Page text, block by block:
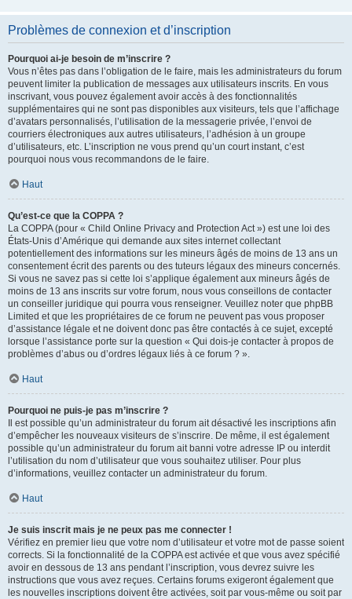
Problèmes de connexion et d’inscription
Pourquoi ai-je besoin de m’inscrire ?
Vous n’êtes pas dans l’obligation de le faire, mais les administrateurs du forum
peuvent limiter la publication de messages aux utilisateurs inscrits. En vous
inscrivant, vous pouvez également avoir accès à des fonctionnalités
supplémentaires qui ne sont pas disponibles aux visiteurs, tels que l’affichage
d’avatars personnalisés, l’utilisation de la messagerie privée, l’envoi de
courriers électroniques aux autres utilisateurs, l’adhésion à un groupe
d’utilisateurs, etc. L’inscription ne vous prend qu’un court instant, c’est
pourquoi nous vous recommandons de le faire.
Haut
Qu’est-ce que la COPPA ?
La COPPA (pour « Child Online Privacy and Protection Act ») est une loi des
États-Unis d’Amérique qui demande aux sites internet collectant
potentiellement des informations sur les mineurs âgés de moins de 13 ans un
consentement écrit des parents ou des tuteurs légaux des mineurs concernés.
Si vous ne savez pas si cette loi s’applique également aux mineurs âgés de
moins de 13 ans inscrits sur votre forum, nous vous conseillons de contacter
un conseiller juridique qui pourra vous renseigner. Veuillez noter que phpBB
Limited et que les propriétaires de ce forum ne peuvent pas vous proposer
d’assistance légale et ne doivent donc pas être contactés à ce sujet, excepté
lorsque l’assistance porte sur la question « Qui dois-je contacter à propos de
problèmes d’abus ou d’ordres légaux liés à ce forum ? ».
Haut
Pourquoi ne puis-je pas m’inscrire ?
Il est possible qu’un administrateur du forum ait désactivé les inscriptions afin
d’empêcher les nouveaux visiteurs de s’inscrire. De même, il est également
possible qu’un administrateur du forum ait banni votre adresse IP ou interdit
l’utilisation du nom d’utilisateur que vous souhaitez utiliser. Pour plus
d’informations, veuillez contacter un administrateur du forum.
Haut
Je suis inscrit mais je ne peux pas me connecter !
Vérifiez en premier lieu que votre nom d’utilisateur et votre mot de passe soient
corrects. Si la fonctionnalité de la COPPA est activée et que vous avez spécifié
avoir en dessous de 13 ans pendant l’inscription, vous devrez suivre les
instructions que vous avez reçues. Certains forums exigeront également que
les nouvelles inscriptions doivent être activées, soit par vous-même ou soit par